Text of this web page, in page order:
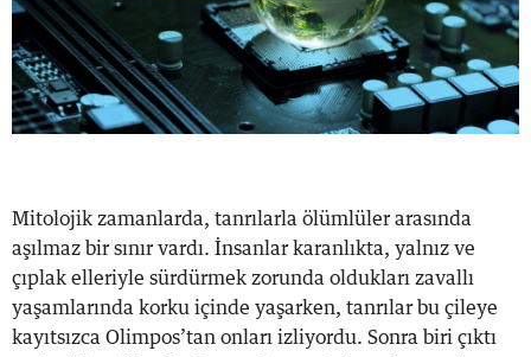
Mitolojik zamanlarda, tanrılarla ölümlüler arasında
aşılmaz bir sınır vardı. İnsanlar karanlıkta, yalnız ve
çıplak elleriyle sürdürmek zorunda oldukları zavallı
yaşamlarında korku içinde yaşarken, tanrılar bu çileye
kayıtsızca Olimpos’tan onları izliyordu. Sonra biri çıktı